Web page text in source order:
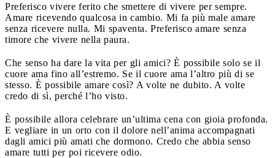
Preferisco vivere ferito che smettere di vivere per sempre.
Amare ricevendo qualcosa in cambio. Mi fa più male amare
senza ricevere nulla. Mi spaventa. Preferisco amare senza
timore che vivere nella paura.
Che senso ha dare la vita per gli amici? È possibile solo se il
cuore ama fino all’estremo. Se il cuore ama l’altro più di se
stesso. È possibile amare così? A volte ne dubito. A volte
credo di sì, perché l’ho visto.
È possibile allora celebrare un’ultima cena con gioia profonda.
E vegliare in un orto con il dolore nell’anima accompagnati
dagli amici più amati che dormono. Credo che abbia senso
amare tutti per poi ricevere odio.